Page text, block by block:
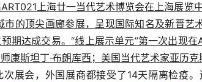
上海廿一当代艺术博览会在上海展览
市的顶尖画廊参展，呈现国际知名及新晋艺
期达成交易。“线上展示单元”第一次出现
康斯坦丁·布朗库西；美国当代艺术家亚历克
展会，外国展商都接受了14天隔离检疫